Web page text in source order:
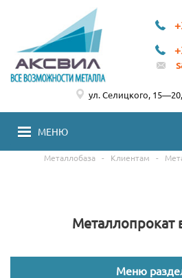
МЕНЮ
ул. Селицкого,
Металлобаза - Клиентам -
Металлопрокат
Меню